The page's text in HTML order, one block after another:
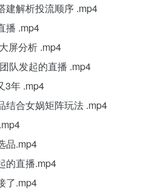
建解析投流顺序 .mp4
播 .mp4
屏分析 .mp4
队发起的直播 .mp4
3年 .mp4
结合女娲矩阵玩法 .mp4
品.mp4
的直播.mp4
了.mp4